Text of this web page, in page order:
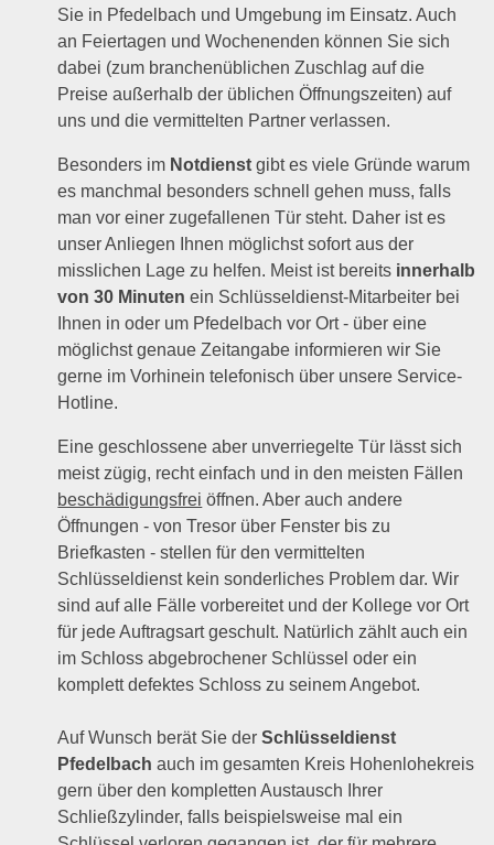
Sie in Pfedelbach und Umgebung im Einsatz. Auch
an Feiertagen und Wochenenden können Sie sich
dabei (zum branchenüblichen Zuschlag auf die
Preise außerhalb der üblichen Öffnungszeiten) auf
uns und die vermittelten Partner verlassen.
Besonders im Notdienst gibt es viele Gründe warum
es manchmal besonders schnell gehen muss, falls
man vor einer zugefallenen Tür steht. Daher ist es
unser Anliegen Ihnen möglichst sofort aus der
misslichen Lage zu helfen. Meist ist bereits innerhalb
von 30 Minuten ein Schlüsseldienst-Mitarbeiter bei
Ihnen in oder um Pfedelbach vor Ort - über eine
möglichst genaue Zeitangabe informieren wir Sie
gerne im Vorhinein telefonisch über unsere Service-
Hotline.
Eine geschlossene aber unverriegelte Tür lässt sich
meist zügig, recht einfach und in den meisten Fällen
beschädigungsfrei öffnen. Aber auch andere
Öffnungen - von Tresor über Fenster bis zu
Briefkasten - stellen für den vermittelten
Schlüsseldienst kein sonderliches Problem dar. Wir
sind auf alle Fälle vorbereitet und der Kollege vor Ort
für jede Auftragsart geschult. Natürlich zählt auch ein
im Schloss abgebrochener Schlüssel oder ein
komplett defektes Schloss zu seinem Angebot.
Auf Wunsch berät Sie derSchlüsseldienst
Pfedelbach auch im gesamten Kreis Hohenlohekreis
gern über den kompletten Austausch Ihrer
Schließzylinder, falls beispielsweise mal ein